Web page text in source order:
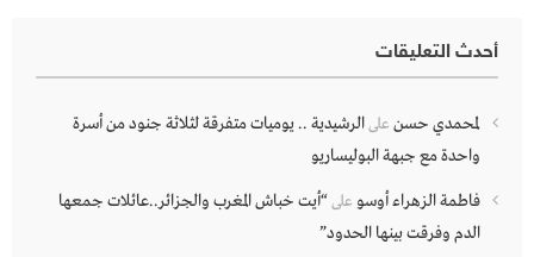
أحدث التعليقات
لمحمدي حسن علىالرشيدية .. يوميات متفرقة لثلاثة جنود من أسرة
واحدة مع جبهة البوليساريو
فاطمة الزهراء أوسو على“أيت خباش المغرب والجزائر..عائلات جمعها
الدم وفرقت بينها الحدود”